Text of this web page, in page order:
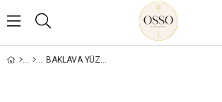
BAKLAVA YÜZÜK